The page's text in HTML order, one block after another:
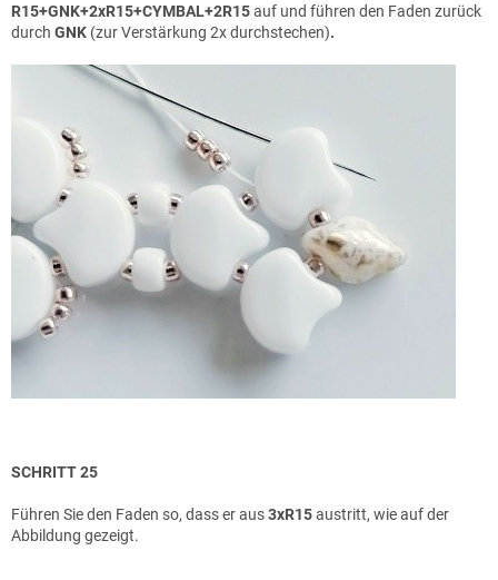
R15+GNK+2xR15+CYMBAL+2R15auf und führen den Faden zurück
durch GNK (zur Verstärkung 2x durchstechen).
SCHRITT 25
Führen Sie den Faden so, dass er aus3xR15austritt, wie auf der
Abbildung gezeigt.